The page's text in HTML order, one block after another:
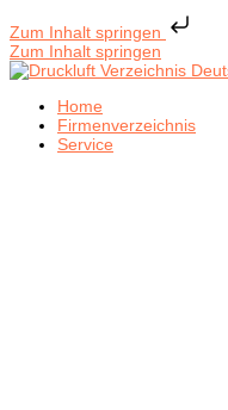
Zum Inhalt springen
Zum Inhalt springen
Home
Firmenverzeichnis
Service